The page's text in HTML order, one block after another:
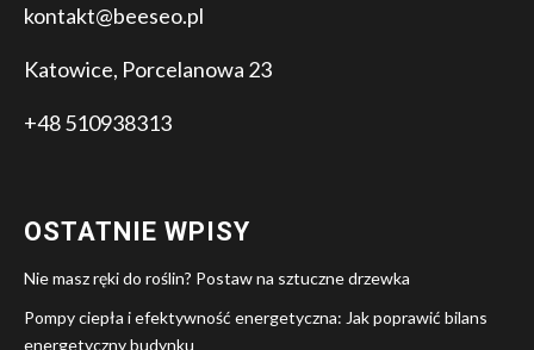
kontakt@beeseo.pl
Katowice, Porcelanowa 23
+48 510938313
OSTATNIE WPISY
Nie masz ręki do roślin? Postaw na sztuczne drzewka
Pompy ciepła i efektywność energetyczna: Jak poprawić bilans
energetyczny budynku